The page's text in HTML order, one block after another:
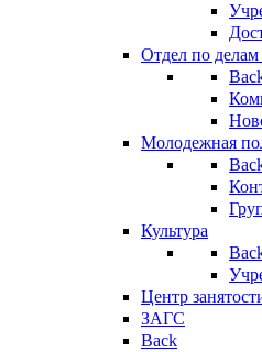
Отдел по
Молодежная
Культура
Центр
ЗАГС
Back